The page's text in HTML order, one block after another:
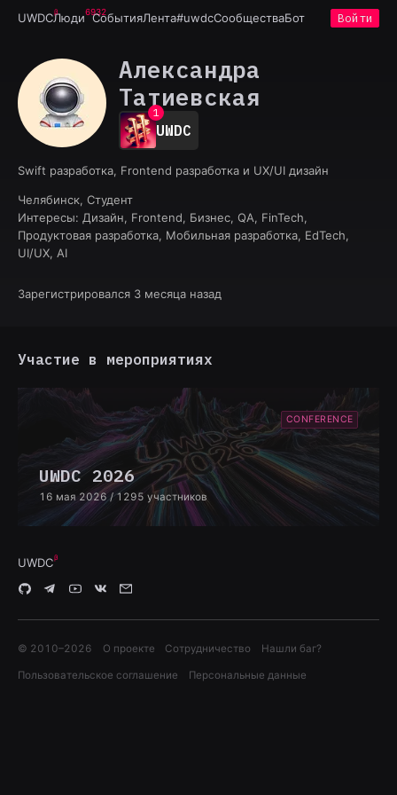
UWDCЛюди6932
СобытияЛента#uwdcСообществаБот Войти
Александра
Татиевская
0
1
2
3
4
7
8
UWDC
Swift разработка, Frontend разработка и UX/UI дизайн
Челябинск, Студент
Интересы: Дизайн, Frontend, Бизнес, QA, FinTech,
Продуктовая разработка, Мобильная разработка, EdTech,
UI/UX, AI
Зарегистрировался 3 месяца назад
Участие в мероприятиях
CONFERENCE
UWDC 2026
16 мая 2026 / 1295 участников
UWDC
© 2010–2026 О проекте Сотрудничество Нашли баг?
Пользовательское соглашение Персональные данные